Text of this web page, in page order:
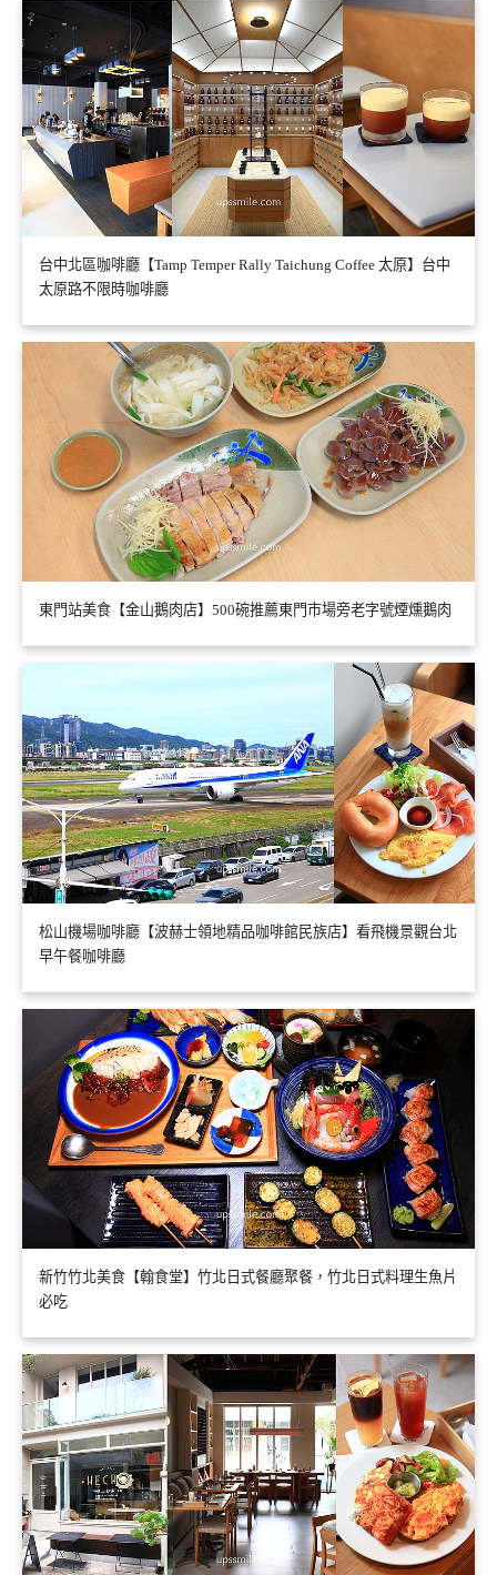
台中北區咖啡廳【Tamp Temper Rally Taichung Coffee 太原】台中
太原路不限時咖啡廳
東門站美食【金山鵝肉店】500碗推薦東門市場旁老字號煙燻鵝肉
松山機場咖啡廳【波赫士領地精品咖啡館民族店】看飛機景觀台北
早午餐咖啡廳
新竹竹北美食【翰食堂】竹北日式餐廳聚餐，竹北日式料理生魚片
必吃